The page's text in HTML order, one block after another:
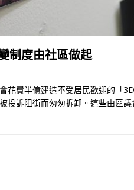
制度由社區做起
花費半億建造不受居民歡迎的「
投訴阻街而匆匆拆卸。這些由區